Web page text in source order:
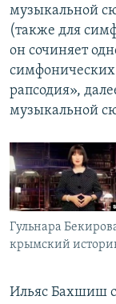
музыкальной
(также для
он сочиняет
симфонических
рапсодия»,
музыкальной
Гульнара
крымский
Ильяс Бахшиш